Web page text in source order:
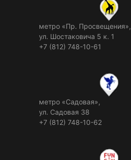
метро «Пр. Просвещения»,
ул. Шостаковича 5 к. 1
+7 (812) 748-10-61
метро «Садовая»,
ул. Садовая 38
+7 (812) 748-10-62